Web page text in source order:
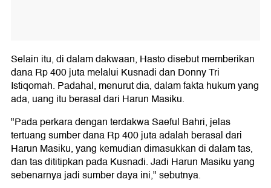
Selain itu, di dalam dakwaan, Hasto disebut memberikan
dana Rp 400 juta melalui Kusnadi dan Donny Tri
Istiqomah. Padahal, menurut dia, dalam fakta hukum yang
ada, uang itu berasal dari Harun Masiku.
"Pada perkara dengan terdakwa Saeful Bahri, jelas
tertuang sumber dana Rp 400 juta adalah berasal dari
Harun Masiku, yang kemudian dimasukkan di dalam tas,
dan tas dititipkan pada Kusnadi. Jadi Harun Masiku yang
sebenarnya jadi sumber daya ini," sebutnya.